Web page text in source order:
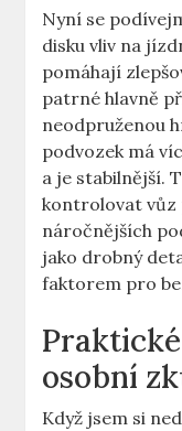
Nyní⁢ se
disku ‌vliv na
pomáhají
patrné hlavně
neodpruženou
podvozek má
a ‌je stabilnější.
kontrolovat vůz
náročnějších
jako drobný‍
faktorem‍ pro⁣
osobní
Když⁣ jsem si